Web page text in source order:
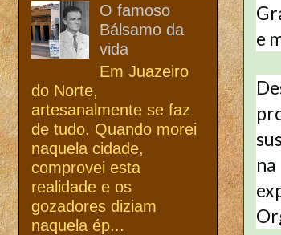
e
O famoso
Bálsamo da
vida
Em Juazeiro
do Norte,
artesanalmente se faz
de tudo. Quando morei
naquela cidade,
comprovei esta
realidade e os
gozadores diziam
naquela ép...